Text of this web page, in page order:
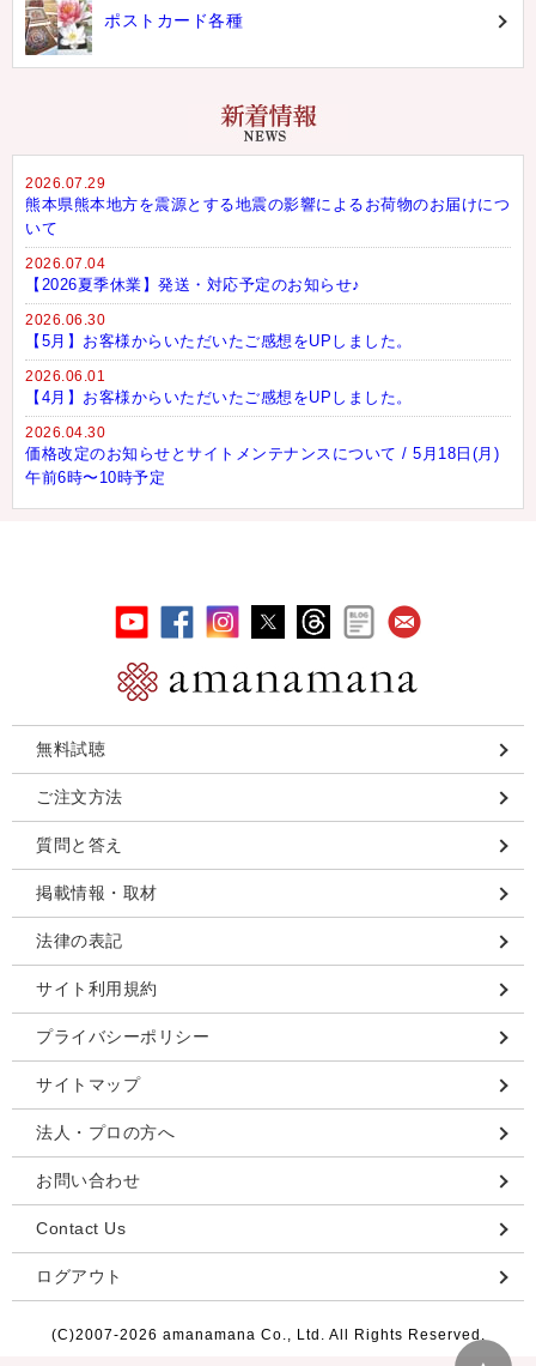
ポストカード各種
2026.07.29
熊本県熊本地方を震源とする地震の影響によるお荷物のお届けにつ
いて
2026.07.04
【2026夏季休業】発送・対応予定のお知らせ♪
2026.06.30
【5月】お客様からいただいたご感想をUPしました。
2026.06.01
【4月】お客様からいただいたご感想をUPしました。
2026.04.30
価格改定のお知らせとサイトメンテナンスについて / 5月18日(月)
午前6時〜10時予定
無料試聴
ご注文方法
質問と答え
掲載情報・取材
法律の表記
サイト利用規約
プライバシーポリシー
サイトマップ
法人・プロの方へ
お問い合わせ
Contact Us
ログアウト
(C)2007-2026 amanamana Co., Ltd. All Rights Reserved.